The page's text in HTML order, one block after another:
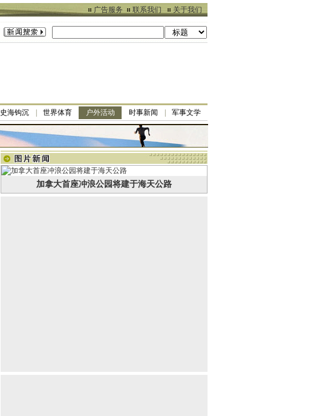
广告服务 联系我们 关于我们
史海钩沉 世界体育 户外活动 时事新闻 军事文学
加拿大首座冲浪公园将建于海天公路